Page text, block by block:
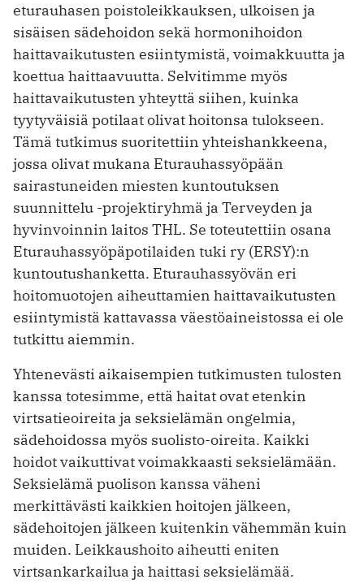
eturauhasen poistoleikkauksen, ulkoisen ja
sisäisen sädehoidon sekä hormonihoidon
haittavaikutusten esiintymistä, voimakkuutta ja
koettua haittaavuutta. Selvitimme myös
haittavaikutusten yhteyttä siihen, kuinka
tyytyväisiä potilaat olivat hoitonsa tulokseen.
Tämä tutkimus suoritettiin yhteishankkeena,
jossa olivat mukana Eturauhassyöpään
sairastuneiden miesten kuntoutuksen
suunnittelu -projektiryhmä ja Terveyden ja
hyvinvoinnin laitos THL. Se toteutettiin osana
Eturauhassyöpäpotilaiden tuki ry (ERSY):n
kuntoutushanketta. Eturauhassyövän eri
hoitomuotojen aiheuttamien haittavaikutusten
esiintymistä kattavassa väestöaineistossa ei ole
tutkittu aiemmin.
Yhtenevästi aikaisempien tutkimusten tulosten
kanssa totesimme, ­että haitat ovat etenkin
virtsatieoireita ja seksielämän ongelmia,
sädehoidossa myös suolisto-oireita. Kaikki
hoidot vaikuttivat voimakkaasti seksielämään.
Seksielämä puolison kanssa väheni
merkittävästi kaikkien hoitojen jälkeen,
sädehoitojen jälkeen kuitenkin vähemmän kuin
muiden. Leikkaushoito aiheutti eniten
virtsankarkailua ja haittasi seksielämää.